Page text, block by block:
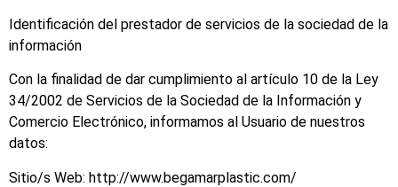
Identificación del prestador de servicios de la sociedad de la
información
Con la finalidad de dar cumplimiento al artículo 10 de la Ley
34/2002 de Servicios de la Sociedad de la Información y
Comercio Electrónico, informamos al Usuario de nuestros
datos:
Sitio/s Web: http://www.begamarplastic.com/